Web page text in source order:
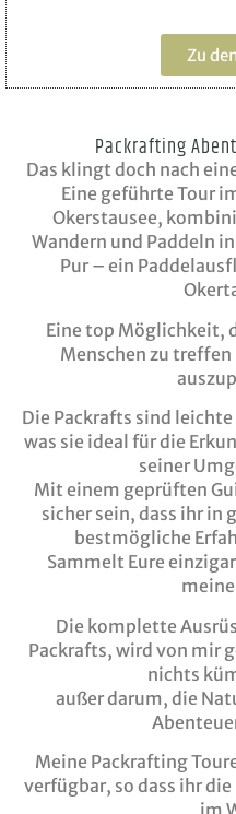
Zu
Packrafting
Das klingt doch nach
Eine geführte Tour
Okerstausee,
Wandern und Paddeln
Pur – ein
Eine top Möglichkeit,
Menschen zu
Die Packrafts sind
was sie ideal für die
seiner
Mit einem geprüften
sicher sein, dass ihr in
bestmögliche
Sammelt Eure
Die komplette
Packrafts, wird von mir
nichts
außer darum, die
Meine Packrafting
verfügbar, so dass ihr